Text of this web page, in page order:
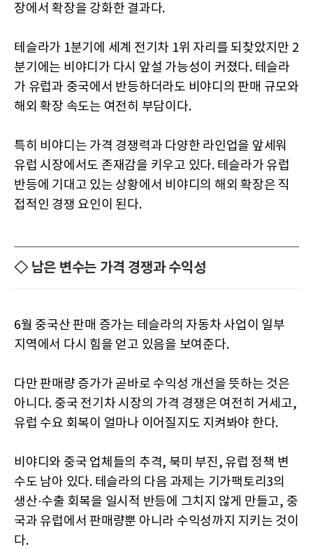
장에서 확장을 강화한 결과다.
테슬라가 1분기에 세계 전기차 1위 자리를 되찾았지만 2
분기에는 비야디가 다시 앞설 가능성이 커졌다. 테슬라
가 유럽과 중국에서 반등하더라도 비야디의 판매 규모와
해외 확장 속도는 여전히 부담이다.
특히 비야디는 가격 경쟁력과 다양한 라인업을 앞세워
유럽 시장에서도 존재감을 키우고 있다. 테슬라가 유럽
반등에 기대고 있는 상황에서 비야디의 해외 확장은 직
접적인 경쟁 요인이 된다.
◇ 남은 변수는 가격 경쟁과 수익성
6월 중국산 판매 증가는 테슬라의 자동차 사업이 일부
지역에서 다시 힘을 얻고 있음을 보여준다.
다만 판매량 증가가 곧바로 수익성 개선을 뜻하는 것은
아니다. 중국 전기차 시장의 가격 경쟁은 여전히 거세고,
유럽 수요 회복이 얼마나 이어질지도 지켜봐야 한다.
비야디와 중국 업체들의 추격, 북미 부진, 유럽 정책 변
수도 남아 있다. 테슬라의 다음 과제는 기가팩토리3의
생산·수출 회복을 일시적 반등에 그치지 않게 만들고, 중
국과 유럽에서 판매량뿐 아니라 수익성까지 지키는 것이
다.